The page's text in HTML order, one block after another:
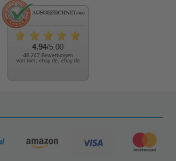
4.94/5.00
48.247 Bewertungen
von hier, ebay.de, ebay.de